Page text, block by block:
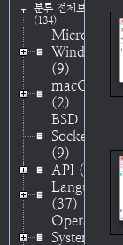
분류 전체보기
(134)
Microsoft
Windows
(9)
macOS
(2)
BSD
Socket
(9)
API (48)
Language
(37)
Operating
System